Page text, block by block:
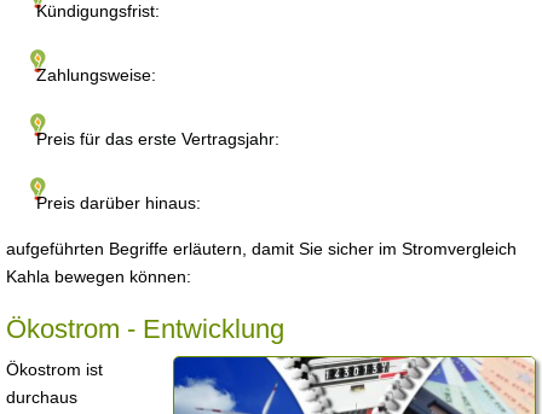
Kündigungsfrist:
Zahlungsweise:
Preis für das erste Vertragsjahr:
Preis darüber hinaus:
aufgeführten Begriffe erläutern, damit Sie sicher im Stromvergleich
Kahla bewegen können:
Ökostrom - Entwicklung
Ökostrom ist
durchaus